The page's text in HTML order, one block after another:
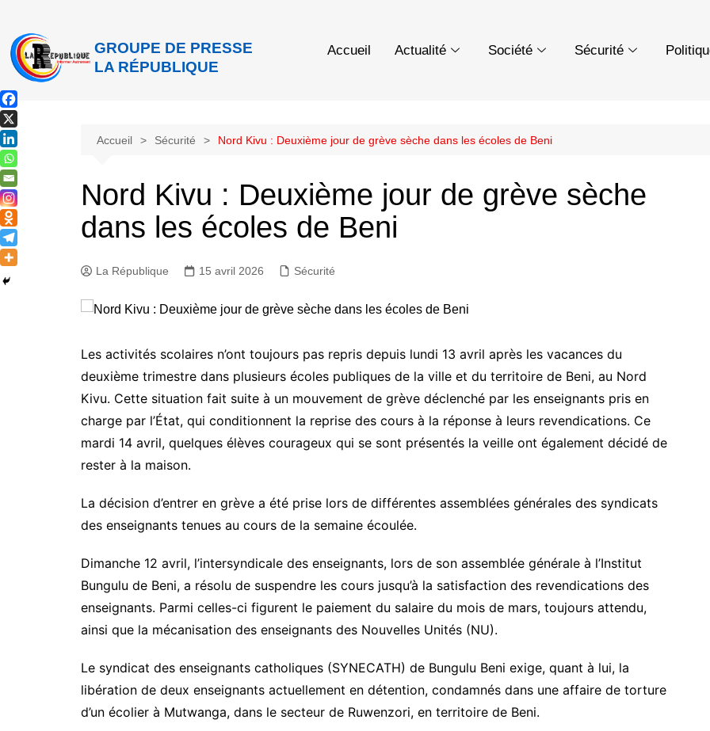
GROUPE DE PRESSE
LA RÉPUBLIQUE
Accueil Actualité Société Sécurité
Accueil Sécurité Nord Kivu : Deuxième jour de grève sèche dans les écoles de Beni
Nord Kivu : Deuxième jour de grève sèche
dans les écoles de Beni
La République 15 avril 2026 Sécurité
Les activités scolaires n’ont toujours pas repris depuis lundi 13 avril après les vacances du
deuxième trimestre dans plusieurs écoles publiques de la ville et du territoire de Beni, au Nord
Kivu. Cette situation fait suite à un mouvement de grève déclenché par les enseignants pris en
charge par l’État, qui conditionnent la reprise des cours à la réponse à leurs revendications. Ce
mardi 14 avril, quelques élèves courageux qui se sont présentés la veille ont également décidé de
rester à la maison.
La décision d’entrer en grève a été prise lors de différentes assemblées générales des syndicats
des enseignants tenues au cours de la semaine écoulée.
Dimanche 12 avril, l’intersyndicale des enseignants, lors de son assemblée générale à l’Institut
Bungulu de Beni, a résolu de suspendre les cours jusqu’à la satisfaction des revendications des
enseignants. Parmi celles-ci figurent le paiement du salaire du mois de mars, toujours attendu,
ainsi que la mécanisation des enseignants des Nouvelles Unités (NU).
Le syndicat des enseignants catholiques (SYNECATH) de Bungulu Beni exige, quant à lui, la
libération de deux enseignants actuellement en détention, condamnés dans une affaire de torture
d’un écolier à Mutwanga, dans le secteur de Ruwenzori, en territoire de Beni.